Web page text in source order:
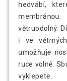
hedvábí,
větruodolný.
i ve
umožňuje
ruce volné.
vyklepete.